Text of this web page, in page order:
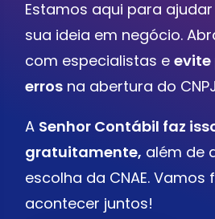
Estamos aqui para
sua ideia em negócio.
com especialistas eevite
erros na abertura do
A Senhor Contábil faz
gratuitamente, além de
escolha da CNAE. Vamos
acontecer juntos!